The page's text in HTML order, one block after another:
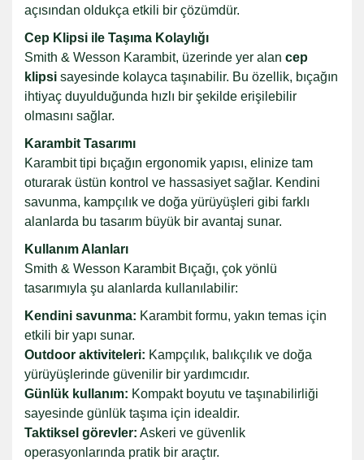
açısından oldukça etkili bir çözümdür.
Cep Klipsi ile Taşıma Kolaylığı
Smith & Wesson Karambit, üzerinde yer alan cep
klipsi sayesinde kolayca taşınabilir. Bu özellik, bıçağın
ihtiyaç duyulduğunda hızlı bir şekilde erişilebilir
olmasını sağlar.
Karambit Tasarımı
Karambit tipi bıçağın ergonomik yapısı, elinize tam
oturarak üstün kontrol ve hassasiyet sağlar. Kendini
savunma, kampçılık ve doğa yürüyüşleri gibi farklı
alanlarda bu tasarım büyük bir avantaj sunar.
Kullanım Alanları
Smith & Wesson Karambit Bıçağı, çok yönlü
tasarımıyla şu alanlarda kullanılabilir:
Kendini savunma: Karambit formu, yakın temas için
etkili bir yapı sunar.
Outdoor aktiviteleri: Kampçılık, balıkçılık ve doğa
yürüyüşlerinde güvenilir bir yardımcıdır.
Günlük kullanım: Kompakt boyutu ve taşınabilirliği
sayesinde günlük taşıma için idealdir.
Taktiksel görevler: Askeri ve güvenlik
operasyonlarında pratik bir araçtır.